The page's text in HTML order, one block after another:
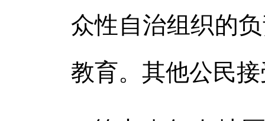
众性自治组织的
教育。其他公民